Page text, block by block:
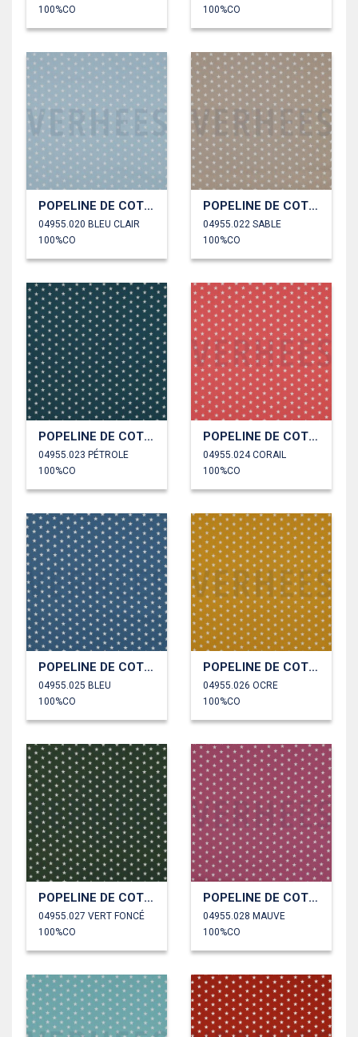
100%CO
100%CO
POPELINE DE COTON PETITES ÉTOILES
04955.020 BLEU CLAIR
100%CO
POPELINE DE COTON PETITES ÉTOILES
04955.022 SABLE
100%CO
POPELINE DE COTON PETITES ÉTOILES
04955.023 PÉTROLE
100%CO
POPELINE DE COTON PETITES ÉTOILES
04955.024 CORAIL
100%CO
POPELINE DE COTON PETITES ÉTOILES
04955.025 BLEU
100%CO
POPELINE DE COTON PETITES ÉTOILES
04955.026 OCRE
100%CO
POPELINE DE COTON PETITES ÉTOILES
04955.027 VERT FONCÉ
100%CO
POPELINE DE COTON PETITES ÉTOILES
04955.028 MAUVE
100%CO